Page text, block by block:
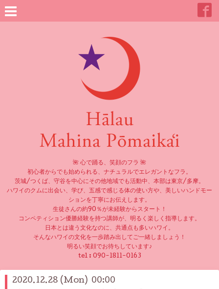
🌺 心で踊る、笑顔のフラ 🌺
初心者からでも始められる、ナチュラルでエレガントなフラ。
茨城/つくば、守谷を中心にその他地域でも活動中、本部は東京/多摩。
ハワイのクムに出会い、学び、五感で感じる体の使い方や、美しいハンドモー
ションを丁寧にお伝えします。
生徒さんの約90％が未経験からスタート！
コンペティション優勝経験を持つ講師が、明るく楽しく指導します。
日本とは違う文化なのに、共通点も多いハワイ。
そんなハワイの文化を一歩踏み出してご一緒しましょう！
明るい笑顔でお待ちしています♪
tel : 090-1811-0163
2020.12.28 (Mon) 00:00